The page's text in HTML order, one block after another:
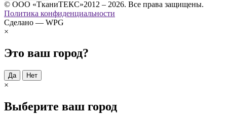
© ООО «ТканиТЕКС»2012 – 2026. Все права защищены.
Политика конфиденциальности
Сделано — WPG
×
Это ваш город?
Да Нет
×
Выберите ваш город